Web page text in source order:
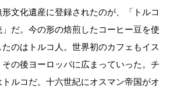
文化遺産に登録されたのが、「トルコ
だ。今の形の焙煎したコーヒー豆を使
のはトルコ人。世界初のカフェもイス
の後ヨーロッパに広まっていった。チ
トルコだ。十六世紀にオスマン帝国がオ